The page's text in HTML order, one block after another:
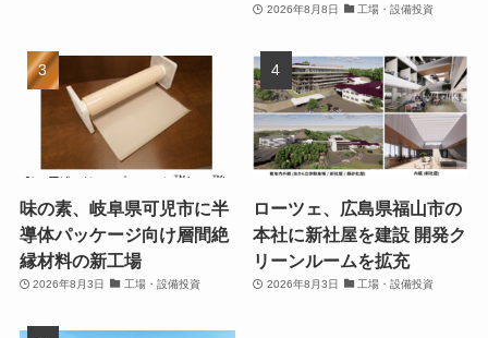
2026年8月8日 工場・設備投資
味の素、岐阜県可児市に半
導体パッケージ向け層間絶
縁材料の新工場
2026年8月3日 工場・設備投資
ローツェ、広島県福山市の
本社に新社屋を建設 開発ク
リーンルームを拡充
2026年8月3日 工場・設備投資